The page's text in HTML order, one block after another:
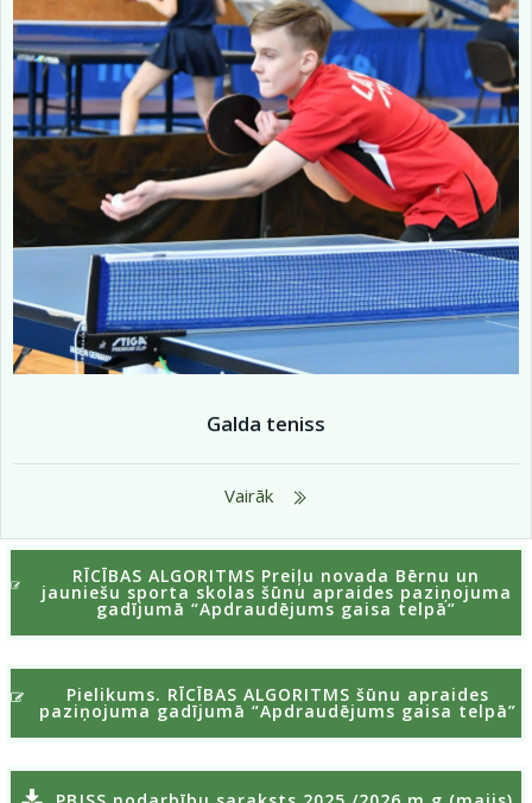
Galda teniss
Vairāk
RĪCĪBAS ALGORITMS Preiļu novada Bērnu un
jauniešu sporta skolas šūnu apraides paziņojuma
gadījumā “Apdraudējums gaisa telpā”
Pielikums. RĪCĪBAS ALGORITMS šūnu apraides
paziņojuma gadījumā “Apdraudējums gaisa telpā”